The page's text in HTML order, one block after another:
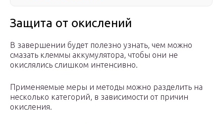
Защита от окислений
В завершении будет полезно узнать, чем можно
смазать клеммы аккумулятора, чтобы они не
окислялись слишком интенсивно.
Применяемые меры и методы можно разделить на
несколько категорий, в зависимости от причин
окисления.